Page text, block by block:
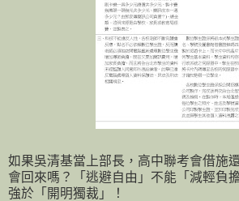
如果吳清基當上部長，高中聯考會借施
會回來嗎？「逃避自由」不能「減輕負
強於「開明獨裁」！